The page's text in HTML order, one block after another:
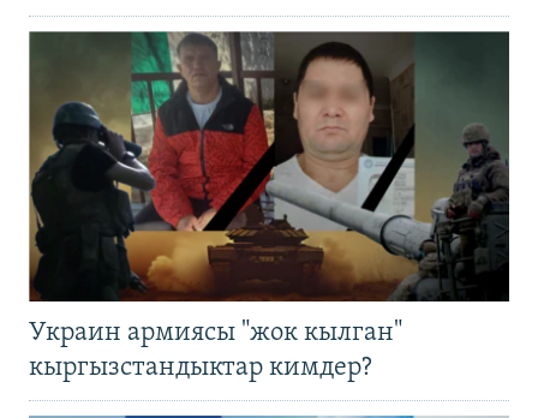
Украин армиясы "жок кылган"
кыргызстандыктар кимдер?